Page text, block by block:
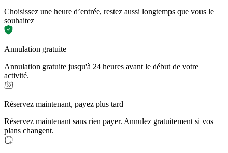
Choisissez une heure d’entrée, restez aussi longtemps que vous le
souhaitez
Annulation gratuite
Annulation gratuite jusqu'à 24 heures avant le début de votre
activité.
Réservez maintenant, payez plus tard
Réservez maintenant sans rien payer. Annulez gratuitement si vos
plans changent.